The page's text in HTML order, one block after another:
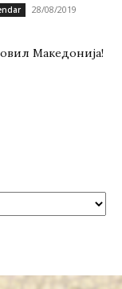
28/08/2019
Македонија!